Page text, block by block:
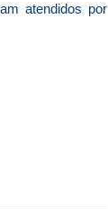
atendidos por